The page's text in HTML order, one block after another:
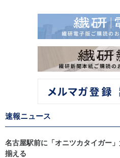
速報ニュース
名古屋駅前に「オニツカタイガー
揃える